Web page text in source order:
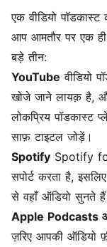
एक वीडियो
आप आमतौर पर एक ही
बड़े तीन:
YouTube वीडियो
खोजे जाने लायक़ है,
लोकप्रिय पॉडकास्ट
साफ़ टाइटल जोड़ें।
Spotify Spotify
सपोर्ट करता है,
से वहाँ ऑडियो सुनते
Apple Podcasts
ज़रिए आपकी ऑडियो